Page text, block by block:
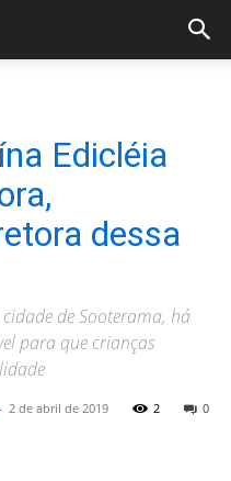
Edicléia
dessa
de Sooterama, há
para que crianças
2 de abril de 2019 0
2